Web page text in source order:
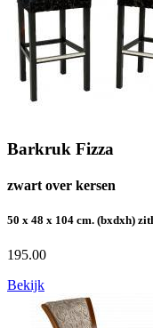
Barkruk Fizza
zwart over kersen
50 x 48 x 104 cm. (bxdxh)
195.00
Bekijk